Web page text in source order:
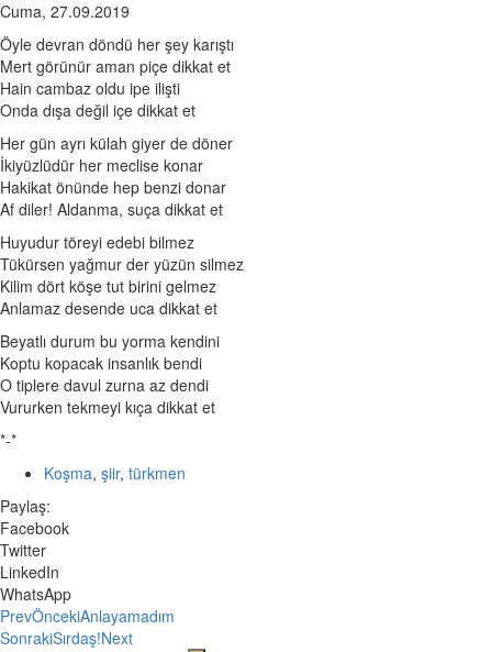
Cuma, 27.09.2019
Öyle devran döndü her şey karıştı
Mert görünür aman piçe dikkat et
Hain cambaz oldu ipe ilişti
Onda dışa değil içe dikkat et
Her gün ayrı külah giyer de döner
İkiyüzlüdür her meclise konar
Hakikat önünde hep benzi donar
Af diler! Aldanma, suça dikkat et
Huyudur töreyi edebi bilmez
Tükürsen yağmur der yüzün silmez
Kilim dört köşe tut birini gelmez
Anlamaz desende uca dikkat et
Beyatlı durum bu yorma kendini
Koptu kopacak insanlık bendi
O tiplere davul zurna az dendi
Vururken tekmeyi kıça dikkat et
*-*
Koşma, şiir, türkmen
Paylaş:
Facebook
Twitter
LinkedIn
WhatsApp
PrevÖncekiAnlayamadım
SonrakiSırdaş!Next